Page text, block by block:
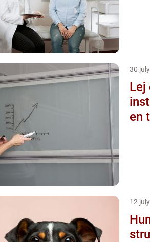
30
Lej
en
12